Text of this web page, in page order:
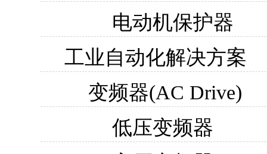
电动机保护器
工业自动化解决方案
变频器(AC Drive)
低压变频器